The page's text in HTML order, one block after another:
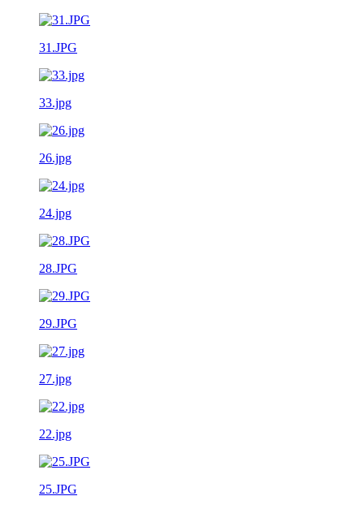
31.JPG
33.jpg
26.jpg
24.jpg
28.JPG
29.JPG
27.jpg
22.jpg
25.JPG